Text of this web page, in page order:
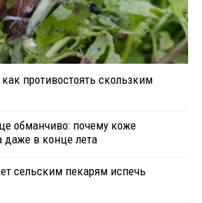
противостоять скользким
обманчиво: почему коже
даже в конце лета
сельским пекарям испечь